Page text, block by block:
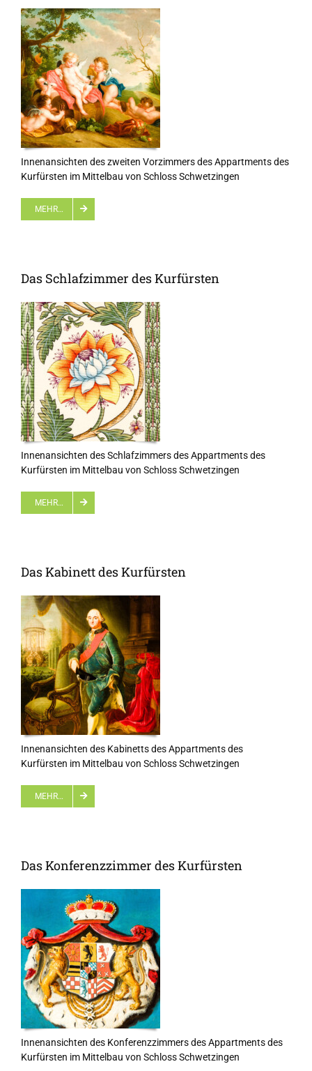
Innenansichten des zweiten Vorzimmers des Appartments des
Kurfürsten im Mittelbau von Schloss Schwetzingen
MEHR…
Das Schlafzimmer des Kurfürsten
Innenansichten des Schlafzimmers des Appartments des
Kurfürsten im Mittelbau von Schloss Schwetzingen
MEHR…
Das Kabinett des Kurfürsten
Innenansichten des Kabinetts des Appartments des
Kurfürsten im Mittelbau von Schloss Schwetzingen
MEHR…
Das Konferenzzimmer des Kurfürsten
Innenansichten des Konferenzzimmers des Appartments des
Kurfürsten im Mittelbau von Schloss Schwetzingen